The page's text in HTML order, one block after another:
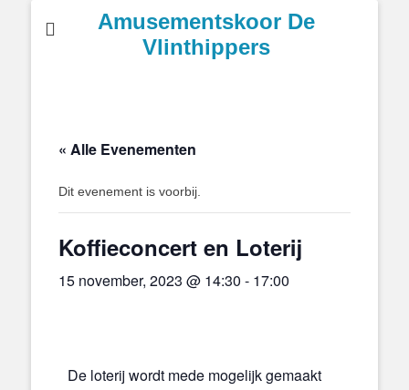
Amusementskoor De
Vlinthippers
« Alle Evenementen
Dit evenement is voorbij.
Koffieconcert en Loterij
15 november, 2023 @ 14:30 - 17:00
De loterij wordt mede mogelijk gemaakt